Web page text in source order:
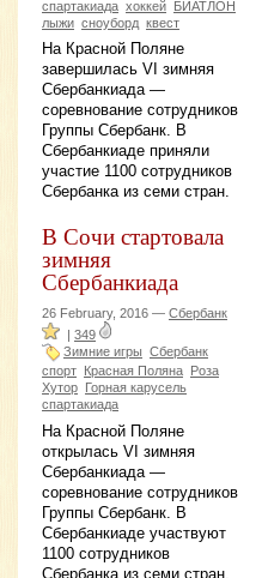
спартакиада хоккей БИАТЛОН
лыжи сноуборд квест
На Красной Поляне
завершилась VI зимняя
Сбербанкиада —
соревнование сотрудников
Группы Сбербанк. В
Сбербанкиаде приняли
участие 1100 сотрудников
Сбербанка из семи стран.
В Сочи стартовала
зимняя
Сбербанкиада
26 February, 2016 — Сбербанк
| 349
Зимние игры Сбербанк
спорт Красная Поляна Роза
Хутор Горная карусель
спартакиада
На Красной Поляне
открылась VI зимняя
Сбербанкиада —
соревнование сотрудников
Группы Сбербанк. В
Сбербанкиаде участвуют
1100 сотрудников
Сбербанка из семи стран.